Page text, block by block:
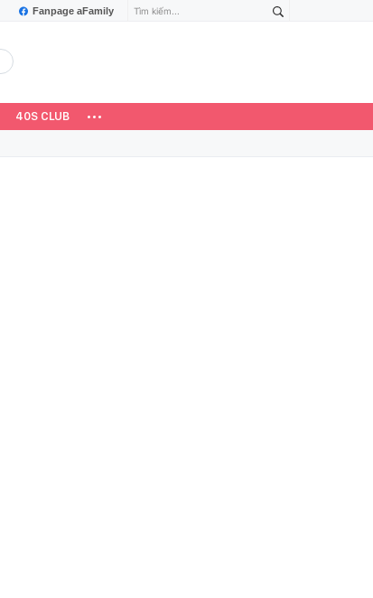
Fanpage aFamily
40S CLUB